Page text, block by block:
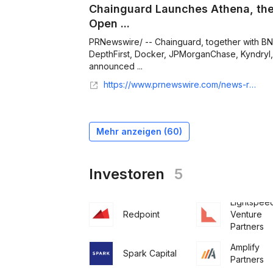
Chainguard Launches Athena,
Open ...
PRNewswire/ -- Chainguard, together with
DepthFirst, Docker, JPMorganChase,
announced ...
https://www.prnewswire.com/news-releases/chainguard-launches-athena-the-industry-coalition-to-fix-open-source-vulnerabilities-before-attackers-can-find-them-302799984.html
Mehr anzeigen (60)
Investoren 5
Redpoint
Venture
Partners
Spark Capital
Amplify
Partners